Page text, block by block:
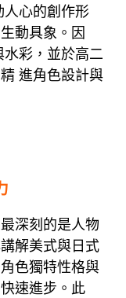
人心的創作形
動具象。因
彩，並於高二
進角色設計與
深刻的是人物
解美式與日式
色獨特性格與
速進步。此